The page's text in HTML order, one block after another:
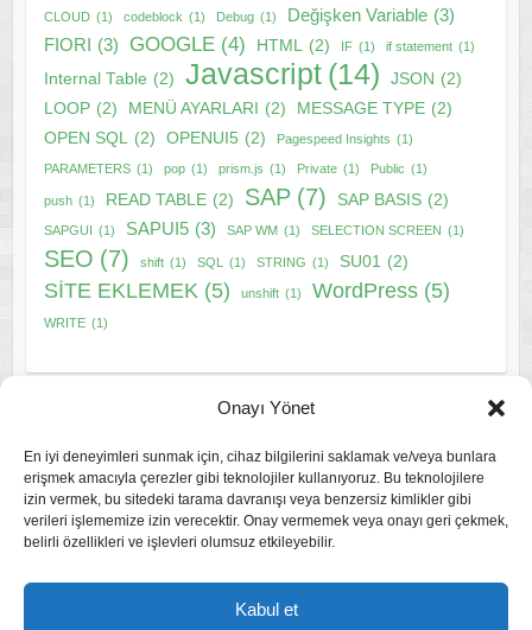
Onayı Yönet
En iyi deneyimleri sunmak için, cihaz bilgilerini saklamak ve/veya bunlara
erişmek amacıyla çerezler gibi teknolojiler kullanıyoruz. Bu teknolojilere
izin vermek, bu sitedeki tarama davranışı veya benzersiz kimlikler gibi
verileri işlememize izin verecektir. Onay vermemek veya onayı geri çekmek,
belirli özellikleri ve işlevleri olumsuz etkileyebilir.
Kabul et
CLOUD (1) codeblock (1) Debug (1) Değişken Variable (3)
FIORI (3) GOOGLE (4) HTML (2) IF (1) if statement (1)
Internal Table (2) Javascript (14) JSON (2)
LOOP (2) MENÜ AYARLARI (2) MESSAGE TYPE (2)
OPEN SQL
(2) OPENUI5 (2) Pagespeed Insights (1)
PARAMETERS (1) pop (1) prism.js (1) Private (1) Public (1)
push (1) READ TABLE (2) SAP (7) SAP BASIS (2)
SAPGUI (1) SAPUI5 (3) SAP WM (1) SELECTION SCREEN (1)
SEO (7) shift (1) SQL (1) STRING (1) SU01 (2)
SİTE EKLEMEK (5) unshift (1) WordPress (5)
WRITE (1)
Gizlilik Politikası
Çerez Politikası